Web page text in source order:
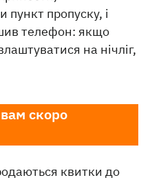
пропуску, і
телефон: якщо
на нічліг,
скоро
квитки до